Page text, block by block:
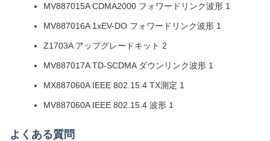
MV887015A CDMA2000 フォワードリンク波形 1
MV887016A 1xEV-DO フォワードリンク波形 1
Z1703A アップグレードキット 2
MV887017A TD-SCDMA ダウンリンク波形 1
MX887060A IEEE 802.15.4 TX測定 1
MV887060A IEEE 802.15.4 波形 1
よくある質問